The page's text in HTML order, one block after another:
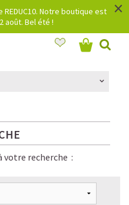
Notre boutique est
août. Bel été !
×
votre recherche :